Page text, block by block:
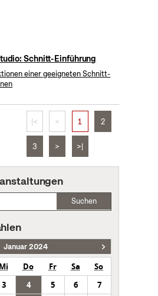
Schnitt-Einführung
einer geeigneten Schnitt-
|< < 1 2
3 > >|
Suchen
Januar 2024
Mi Do Fr Sa
So
3 4 5 6
7